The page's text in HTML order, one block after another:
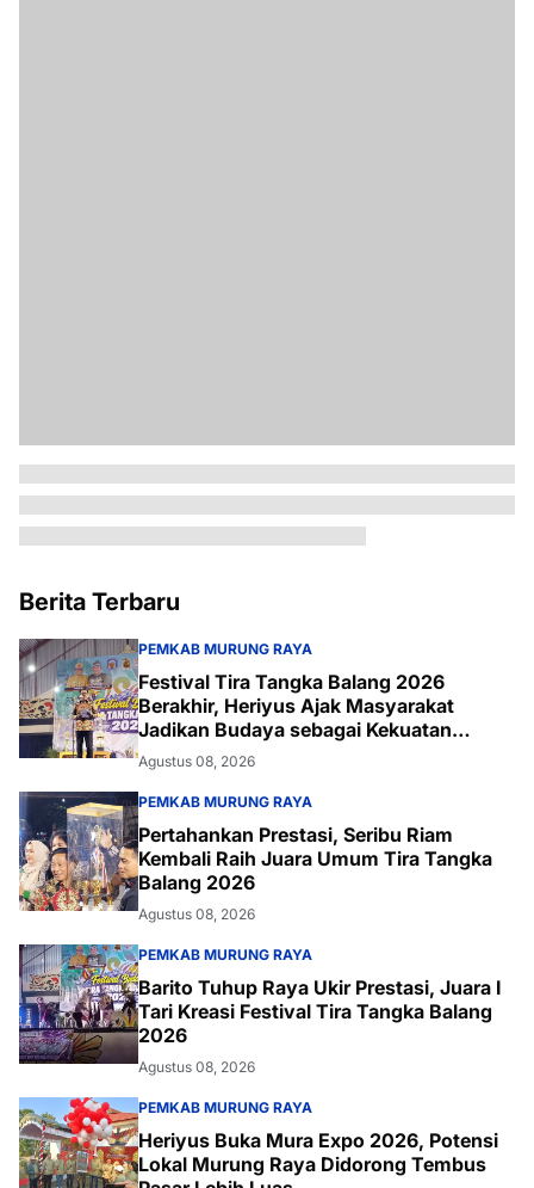
Berita Terbaru
PEMKAB MURUNG RAYA
Festival Tira Tangka Balang 2026
Berakhir, Heriyus Ajak Masyarakat
Jadikan Budaya sebagai Kekuatan
Daerah
Agustus 08, 2026
PEMKAB MURUNG RAYA
Pertahankan Prestasi, Seribu Riam
Kembali Raih Juara Umum Tira Tangka
Balang 2026
Agustus 08, 2026
PEMKAB MURUNG RAYA
Barito Tuhup Raya Ukir Prestasi, Juara I
Tari Kreasi Festival Tira Tangka Balang
2026
Agustus 08, 2026
PEMKAB MURUNG RAYA
Heriyus Buka Mura Expo 2026, Potensi
Lokal Murung Raya Didorong Tembus